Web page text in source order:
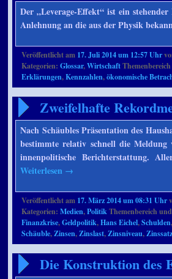
Der „Leverage-Effekt“ ist ein
Anlehnung an die aus der Physik
Veröffentlicht am 17. Juli 2014 um 12:57 Uhr
Kategorien:Glossar,Wirtschaft
Erklärungen,Kennzahlen,ökonomische
Zweifelhafte
Nach Schäubles Präsentation des
bestimmte relativ schnell die Meldung
innenpolitische Berichterstattung.
Weiterlesen →
Veröffentlicht am 17. März 2014 um 08:31 Uhr
Kategorien:Medien,PolitikThemenbereich
Finanzkrise,Geldpolitik,Hans Eichel,Schulden
Schäuble,Zinsen,Zinslast,Zinsniveau,
Die Konstruktion des